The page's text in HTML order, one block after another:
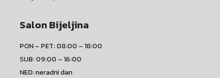
Salon Bijeljina
PON – PET: 08:00 – 18:00
SUB: 09:00 – 16:00
NED: neradni dan